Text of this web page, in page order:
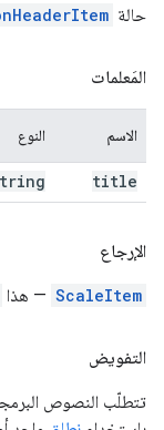
حالة
المَعلمات
الاسم النوع
title
الإرجاع
ScaleItem — هذا
التفويض
تتطلّب النصوص